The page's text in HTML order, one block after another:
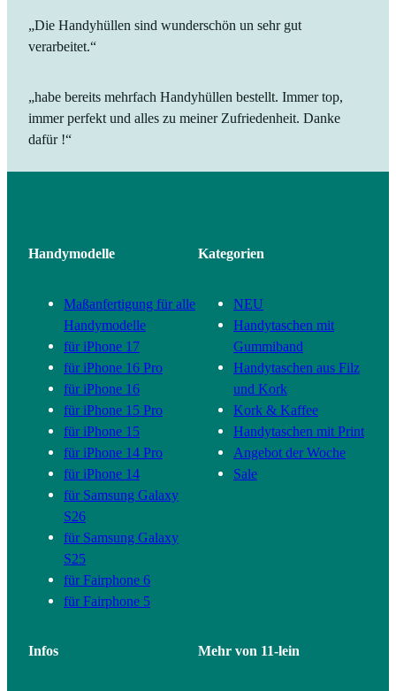
„Die Handyhüllen sind wunderschön un sehr gut
verarbeitet.“
„habe bereits mehrfach Handyhüllen bestellt. Immer top,
immer perfekt und alles zu meiner Zufriedenheit. Danke
dafür !“
Handymodelle
Maßanfertigung für alle
Handymodelle
für iPhone 17
für iPhone 16 Pro
für iPhone 16
für iPhone 15 Pro
für iPhone 15
für iPhone 14 Pro
für iPhone 14
für Samsung Galaxy
S26
für Samsung Galaxy
S25
für Fairphone 6
für Fairphone 5
Kategorien
NEU
Handytaschen mit
Gummiband
Handytaschen aus Filz
und Kork
Kork & Kaffee
Handytaschen mit Print
Angebot der Woche
Sale
Infos Mehr von 11-lein